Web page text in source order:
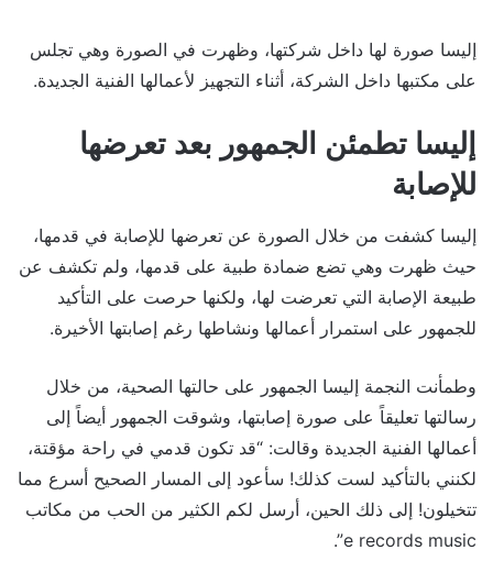
إليسا صورة لها داخل شركتها، وظهرت في الصورة وهي تجلس
على مكتبها داخل الشركة، أثناء التجهيز لأعمالها الفنية الجديدة.
إليسا تطمئن الجمهور بعد تعرضها
للإصابة
إليسا كشفت من خلال الصورة عن تعرضها للإصابة في قدمها،
حيث ظهرت وهي تضع ضمادة طبية على قدمها، ولم تكشف عن
طبيعة الإصابة التي تعرضت لها، ولكنها حرصت على التأكيد
للجمهور على استمرار أعمالها ونشاطها رغم إصابتها الأخيرة.
وطمأنت النجمة إليسا الجمهور على حالتها الصحية، من خلال
رسالتها تعليقاً على صورة إصابتها، وشوقت الجمهور أيضاً إلى
أعمالها الفنية الجديدة وقالت: “قد تكون قدمي في راحة مؤقتة،
لكنني بالتأكيد لست كذلك! سأعود إلى المسار الصحيح أسرع مما
تتخيلون! إلى ذلك الحين، أرسل لكم الكثير من الحب من مكاتب
e records music”.